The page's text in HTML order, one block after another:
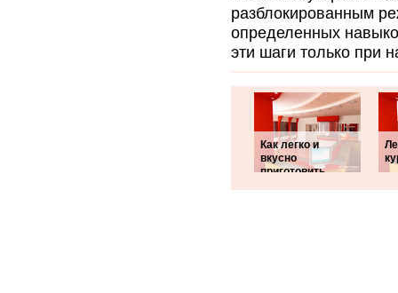
разблокированным
определенных
эти шаги только при
Как легко и
вкусно
приготовить